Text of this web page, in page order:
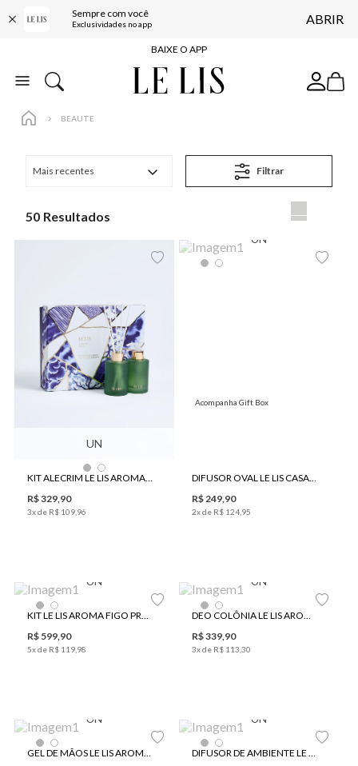
Sempre com você
Exclusividades no app ABRIR
FRETE GRÁTIS*
BAIXE O APP
10% OFF NA PRIMEIRA COMPRA*
FRETE GRÁTIS*
BAIXE O APP
10% OFF NA PRIMEIRA COMPRA*
BEAUTE
Mais recentes Filtrar
50
UN
KIT ALECRIM LE LIS AROMA JAPÃO
R$329 90
3x de R$ 109 96
UN
DIFUSOR OVAL LE LIS CASA CERAMICA FLOR I
R$ 249 90
Acompanha Gift Box
2x de R$ 124 95
UN
KIT LE LIS AROMA FIGO PREMIUM II
R$ 599 90
5x de R$ 119 98
UN
DEO COLÔNIA LE LIS AROMA 21
R$339 90
3x de R$ 113 30
UN
GEL DE MÃOS LE LIS AROMA ALECRIM 52 ML
UN
DIFUSOR DE AMBIENTE LE LIS AROMA EDIÇÃO ESPECIAL JULIÁN MANFREDI ALECRIM